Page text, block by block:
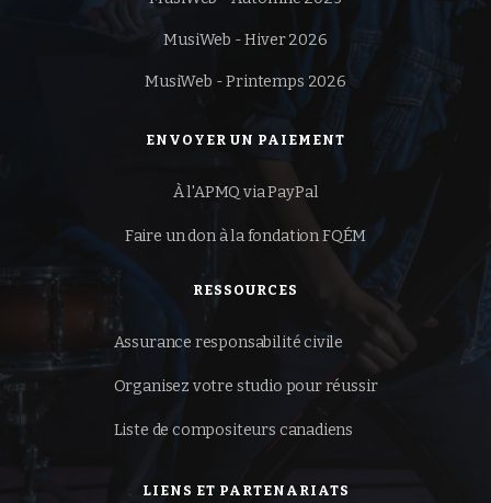
MusiWeb - Hiver 2026
MusiWeb - Printemps 2026
ENVOYER UN PAIEMENT
À l'APMQ via PayPal
Faire un don à lafondation FQÉM
RESSOURCES
Assurance responsabilité civile
Organisez votre studio pour réussir
Liste de compositeurs canadiens
LIENS ET PARTENARIATS